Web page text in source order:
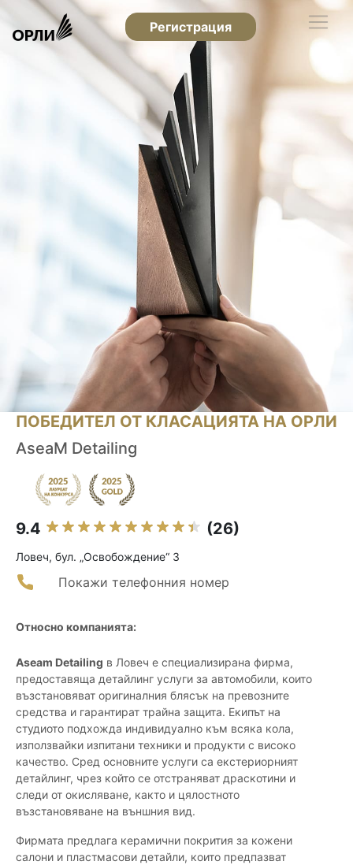
Регистрация
ПОБЕДИТЕЛ ОТ КЛАСАЦИЯТА НА ОРЛИ
AseaM Detailing
9.4 (26)
Ловеч, бул. „Освобождение“ 3
Покажи телефонния номер
Относно компанията:
Aseam Detailing в Ловеч е специализирана фирма,
предоставяща детайлинг услуги за автомобили, които
възстановяват оригиналния блясък на превозните
средства и гарантират трайна защита. Екипът на
студиото подхожда индивидуално към всяка кола,
използвайки изпитани техники и продукти с високо
качество. Сред основните услуги са екстериорният
детайлинг, чрез който се отстраняват драскотини и
следи от окисляване, както и цялостното
възстановяване на външния вид.
Фирмата предлага керамични покрития за кожени
салони и пластмасови детайли, които предпазват